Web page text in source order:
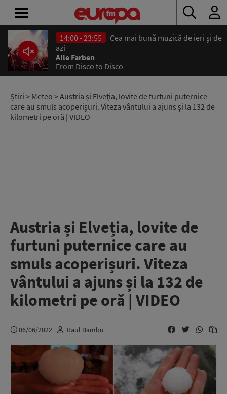
14:00 - 23:55
Cea mai bună muzică de ieri și de
azi
Alle Farben
From Disco to Disco
Știri > Meteo > Austria și Elveția, lovite de furtuni puternice
care au smuls acoperișuri. Viteza vântului a ajuns și la 132 de
kilometri pe oră | VIDEO
Austria și Elveția, lovite de
furtuni puternice care au
smuls acoperișuri. Viteza
vântului a ajuns și la 132 de
kilometri pe oră | VIDEO
06/06/2022 Raul Bambu
ACASĂ
ȘTIRI
RADIO
CONCURSURI